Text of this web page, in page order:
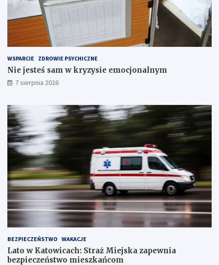
c
!
i
T
r
c
h
S
w
ó
w
!
WSPARCIE ZDROWIE PSYCHICZNE
Nie jesteś sam w kryzysie emocjonalnym
7 sierpnia 2026
BEZPIECZEŃSTWO WAKACJE
Lato w Katowicach: Straż Miejska zapewnia
bezpieczeństwo mieszkańcom